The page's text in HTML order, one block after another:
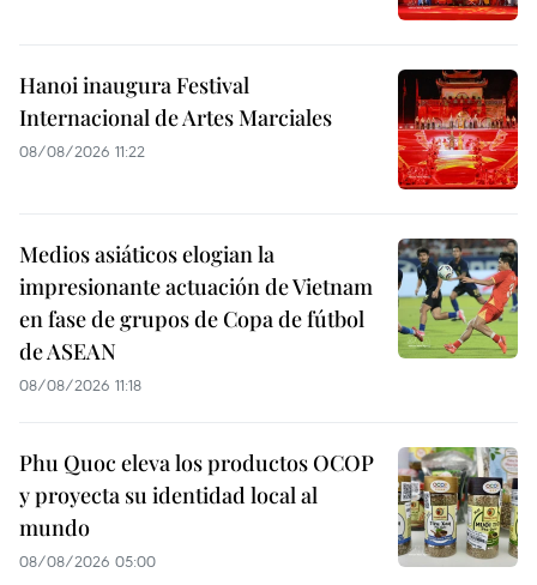
Hanoi inaugura Festival
Internacional de Artes Marciales
08/08/2026 11:22
Medios asiáticos elogian la
impresionante actuación de Vietnam
en fase de grupos de Copa de fútbol
de ASEAN
08/08/2026 11:18
Phu Quoc eleva los productos OCOP
y proyecta su identidad local al
mundo
08/08/2026 05:00